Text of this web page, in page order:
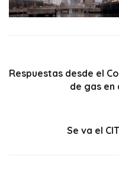
Respuestas desde el
de gas en
Se va el